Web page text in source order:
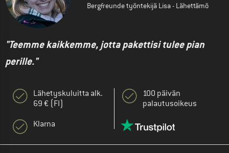
Bergfreunde työntekijä Lisa - Lähettämö
"Teemme kaikkemme, jotta pakettisi tulee pian
perille."
Lähetyskuluitta alk.
69 € (FI)
Klarna
100 päivän
palautusoikeus